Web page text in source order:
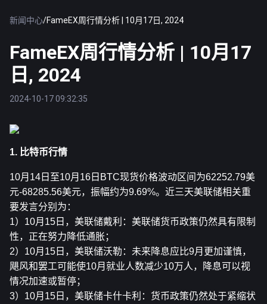
新闻中心/FameEX周行情分析 | 10月17日, 2024
FameEX周行情分析 | 10月17
日, 2024
2024-10-17 09:32:35
1. 比特币行情
10月14日至10月16日 BTC现货价格波动区间为62252.79美
元-68285.56美元，振幅约为9.69%。近三天美联储相关重
要发言分别为：
1）10月15日，美联储戴利：美联储货币政策仍然具有限制
性，正在努力降低通胀；
2）10月15日，美联储沃勒：未来降息应比9月更加谨慎，
飓风和罢工可能使10月就业人数减少10万人，降息可以视
情况加速或暂停；
3）10月15日，美联储卡什卡利：货币政策仍然处于紧缩状